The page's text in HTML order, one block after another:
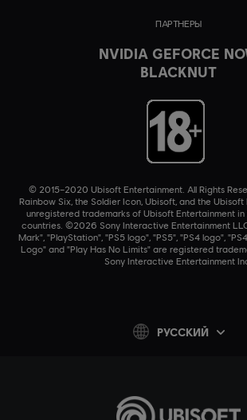
ПАРТНЕРЫ
NVIDIA GEFORCE
BLACKNUT
© 2015–2020 Ubisoft Entertainment. All Rights
Rainbow Six, the Soldier Icon, Ubisoft, and the
unregistered trademarks of Ubisoft Entertainment
countries. ©2026 Sony Interactive Entertainment
Mark", "PlayStation", "PS5 logo", "PS5", "PS4 logo",
Logo" and "Play Has No Limits" are registered
Sony Interactive Entertainment
PУССКИЙ